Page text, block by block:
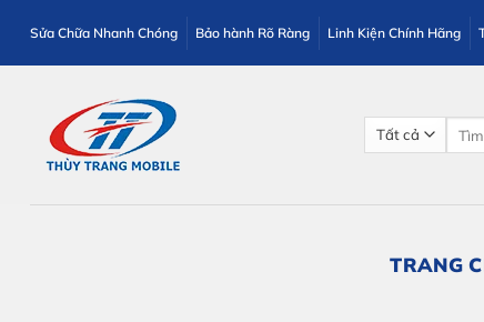
qua
nội
Sửa Chữa Nhanh Chóng Bảo hành Rõ Ràng Linh Kiện Chính Hãng
TRANG